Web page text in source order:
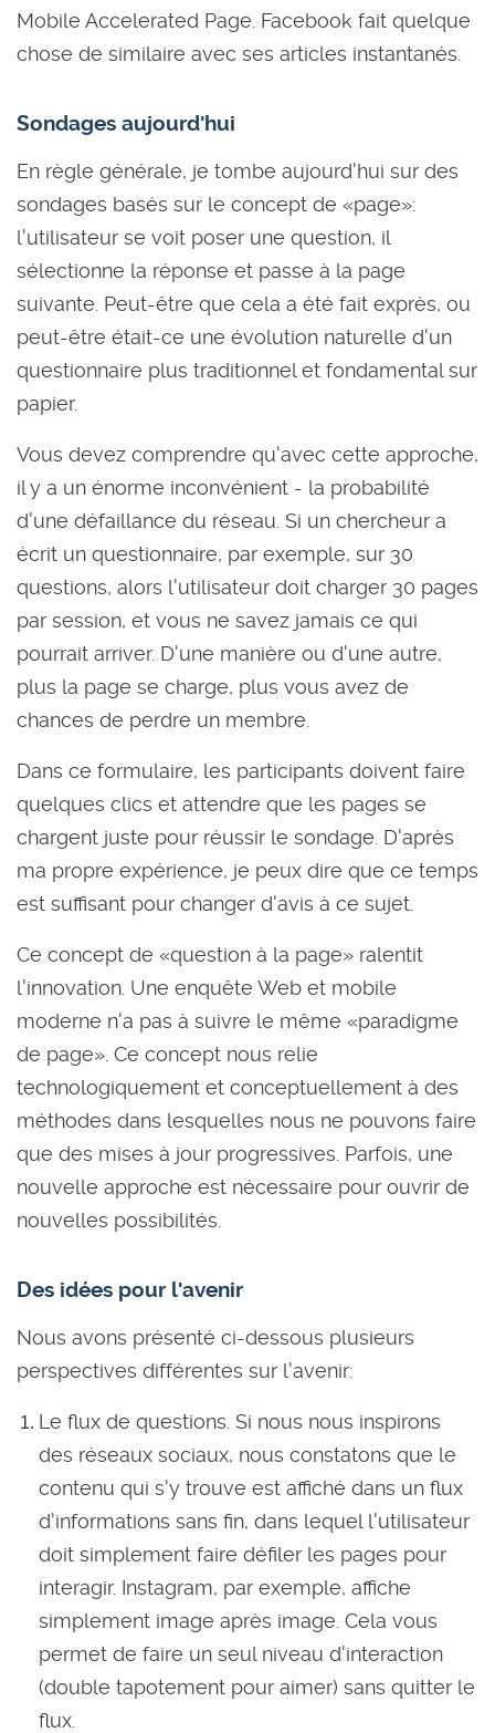
Mobile Accelerated Page. Facebook fait quelque
chose de similaire avec ses articles instantanés.
Sondages aujourd'hui
En règle générale, je tombe aujourd'hui sur des
sondages basés sur le concept de «page»:
l'utilisateur se voit poser une question, il
sélectionne la réponse et passe à la page
suivante. Peut-être que cela a été fait exprès, ou
peut-être était-ce une évolution naturelle d'un
questionnaire plus traditionnel et fondamental sur
papier.
Vous devez comprendre qu'avec cette approche,
il y a un énorme inconvénient - la probabilité
d'une défaillance du réseau. Si un chercheur a
écrit un questionnaire, par exemple, sur 30
questions, alors l'utilisateur doit charger 30 pages
par session, et vous ne savez jamais ce qui
pourrait arriver. D'une manière ou d'une autre,
plus la page se charge, plus vous avez de
chances de perdre un membre.
Dans ce formulaire, les participants doivent faire
quelques clics et attendre que les pages se
chargent juste pour réussir le sondage. D'après
ma propre expérience, je peux dire que ce temps
est suffisant pour changer d'avis à ce sujet.
Ce concept de «question à la page» ralentit
l'innovation. Une enquête Web et mobile
moderne n'a pas à suivre le même «paradigme
de page». Ce concept nous relie
technologiquement et conceptuellement à des
méthodes dans lesquelles nous ne pouvons faire
que des mises à jour progressives. Parfois, une
nouvelle approche est nécessaire pour ouvrir de
nouvelles possibilités.
Des idées pour l'avenir
Nous avons présenté ci-dessous plusieurs
perspectives différentes sur l'avenir:
Le flux de questions. Si nous nous inspirons
des réseaux sociaux, nous constatons que le
contenu qui s'y trouve est affiché dans un flux
d'informations sans fin, dans lequel l'utilisateur
doit simplement faire défiler les pages pour
interagir. Instagram, par exemple, affiche
simplement image après image. Cela vous
permet de faire un seul niveau d'interaction
(double tapotement pour aimer) sans quitter le
flux.